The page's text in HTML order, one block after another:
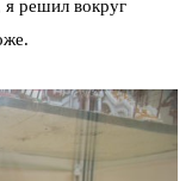
решил вокруг